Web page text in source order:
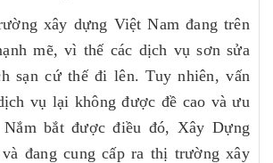
xây dựng Việt Nam đang trên
mẽ, vì thế các dịch vụ sơn sửa
sạn cứ thế đi lên. Tuy nhiên, vấn
vụ lại không được đề cao và ưu
Nắm bắt được điều đó, Xây Dựng
đang cung cấp ra thị trường xây